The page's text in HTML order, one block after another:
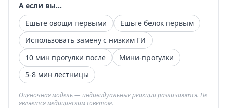
А если вы...
Ешьте овощи первыми
Ешьте белок первым
Использовать замену с низким ГИ
10 мин прогулки после
Мини-прогулки
5-8 мин лестницы
Оценочная модель — индивидуальные реакции различаются. Не
является медицинским советом.